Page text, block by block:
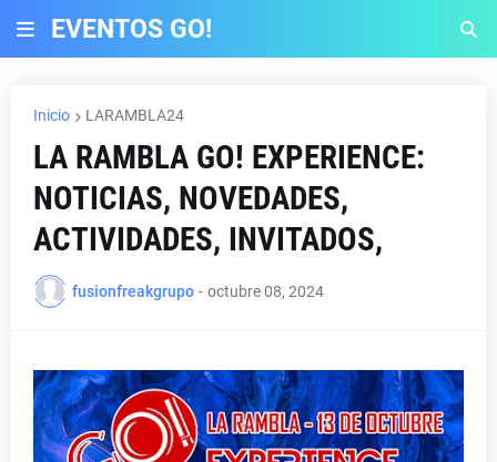
EVENTOS GO!
Inicio LARAMBLA24
LA RAMBLA GO! EXPERIENCE:
NOTICIAS, NOVEDADES,
ACTIVIDADES, INVITADOS,
fusionfreakgrupo - octubre 08, 2024